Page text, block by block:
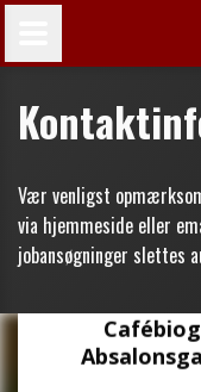
Vær venligst
via hjemmeside eller
jobansøgninger slettes